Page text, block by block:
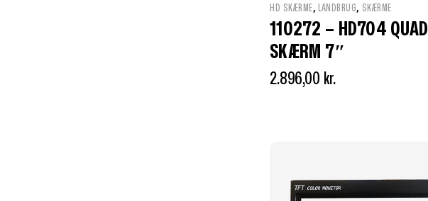
HD SKÆRME,LANDBRUG, SKÆRME
110272 – HD704 QUAD
SKÆRM 7″
2.896,00 kr.